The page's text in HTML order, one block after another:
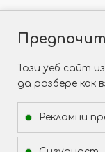
Този уеб сайт
да разбере как
Рекламни